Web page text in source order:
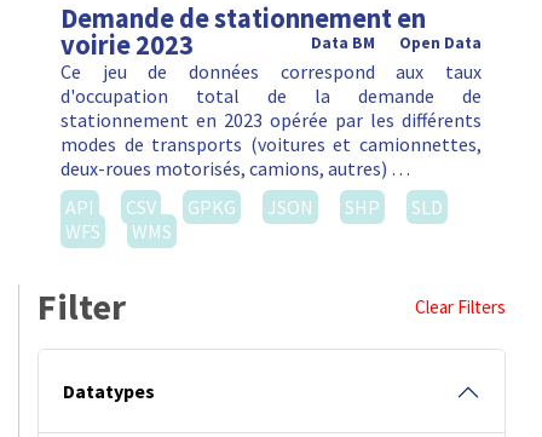
Demande de stationnement en
voirie 2023 Open Data
Data BM
Ce jeu de données correspond aux taux
d'occupation total de la demande de
stationnement en 2023 opérée par les différents
modes de transports (voitures et camionnettes,
deux-roues motorisés, camions, autres) …
API
CSV GPKG JSON SHP
SLD
WFS
WMS
Filter Clear Filters
Datatypes